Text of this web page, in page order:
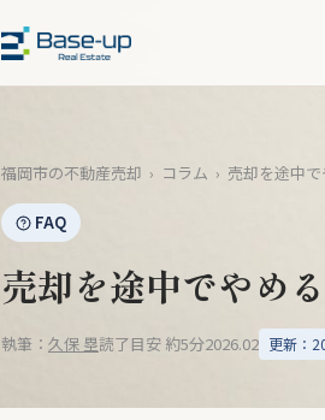
福岡市の不動産売却 › コラム › 売却を途中
FAQ
売却を途中でやめ
執筆： 久保 塁読了目安 約5分2026.02 更新：